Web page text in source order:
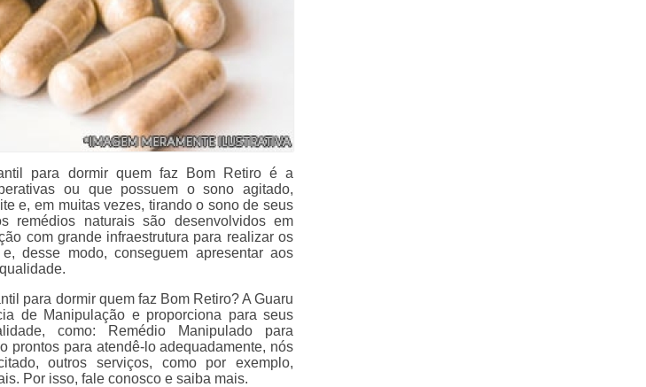
para dormir quem faz Bom Retiro é a
ou que possuem o sono agitado,
e, em muitas vezes, tirando o sono de seus
remédios naturais são desenvolvidos em
com grande infraestrutura para realizar os
desse modo, conseguem apresentar aos
para dormir quem faz Bom Retiro? A Guaru
de Manipulação e proporciona para seus
como: Remédio Manipulado para
prontos para atendê-lo adequadamente, nós
outros serviços, como por exemplo,
Por isso, fale conosco e saiba mais.